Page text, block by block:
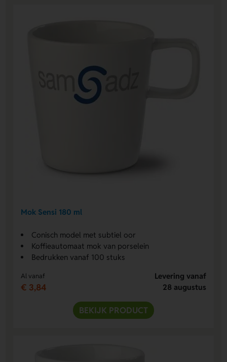
Mok Sensi 180 ml
Conisch model met subtiel oor
Koffieautomaat mok van porselein
Bedrukken vanaf 100 stuks
Al vanaf
€ 3,84
Levering vanaf
28 augustus
BEKIJK PRODUCT